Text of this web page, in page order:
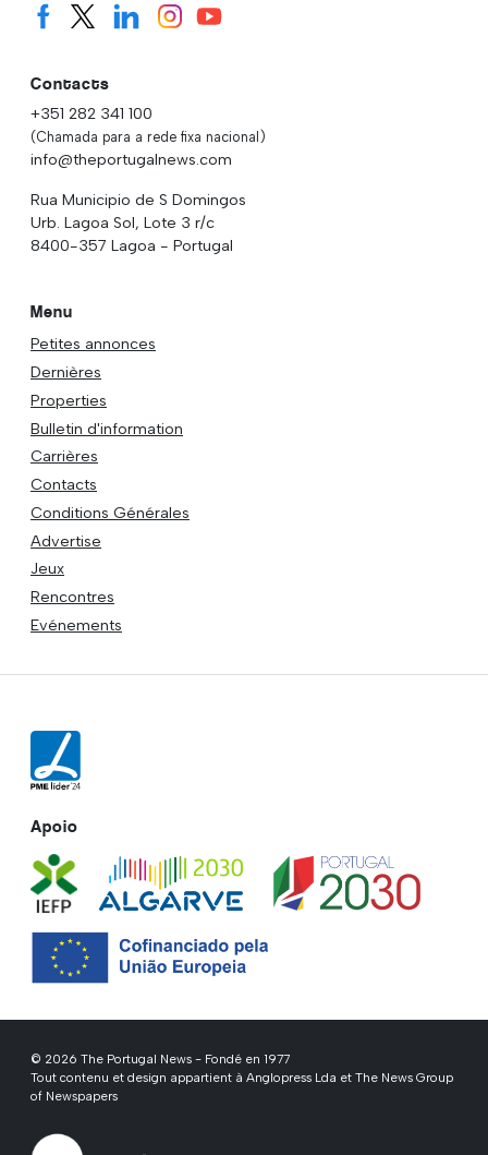
Contacts
+351 282 341 100
(Chamada para a rede fixa nacional)
info@theportugalnews.com
Rua Municipio de S Domingos
Urb. Lagoa Sol, Lote 3 r/c
8400-357 Lagoa - Portugal
Menu
Petites annonces
Dernières
Properties
Bulletin d'information
Carrières
Contacts
Conditions Générales
Advertise
Jeux
Rencontres
Evénements
Apoio
© 2026 The Portugal News - Fondé en 1977
Tout contenu et design appartient à Anglopress Lda et The News Group
of Newspapers